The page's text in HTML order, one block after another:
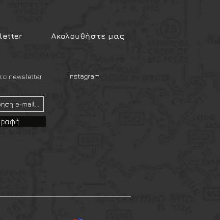
Ακολουθήστε μας
newsletter Instagram